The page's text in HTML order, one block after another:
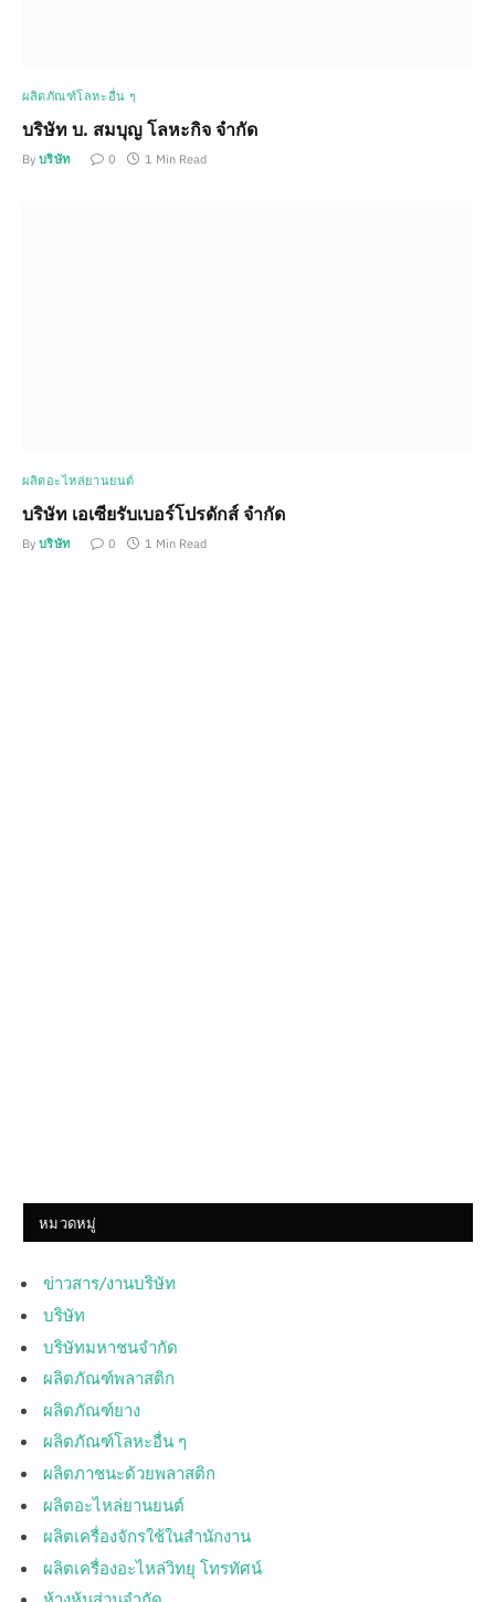
ผลิตภัณฑ์โลหะอื่น ๆ
บริษัท บ. สมบุญ โลหะกิจ จำกัด
By บริษัท 0 1 Min Read
ผลิตอะไหล่ยานยนต์
บริษัท เอเซียรับเบอร์โปรดักส์ จำกัด
By บริษัท 0 1 Min Read
หมวดหมู่
ข่าวสาร/งานบริษัท
บริษัท
บริษัทมหาชนจำกัด
ผลิตภัณฑ์พลาสติก
ผลิตภัณฑ์ยาง
ผลิตภัณฑ์โลหะอื่น ๆ
ผลิตภาชนะด้วยพลาสติก
ผลิตอะไหล่ยานยนต์
ผลิตเครื่องจักรใช้ในสำนักงาน
ผลิตเครื่องอะไหล่วิทยุ โทรทัศน์